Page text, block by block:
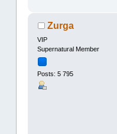
Zurga
VIP
Supernatural Member
Posts: 5 795